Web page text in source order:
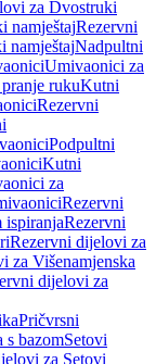
za Dvostruki
namještajRezervni
namještajNadpultni
Umivaonici za
rukuKutni
Rezervni
Podpultni
Kutni
za
Rezervni
Rezervni
Rezervni dijelovi za
za Višenamjenska
dijelovi za
Pričvrsni
s bazomSetovi
za Setovi